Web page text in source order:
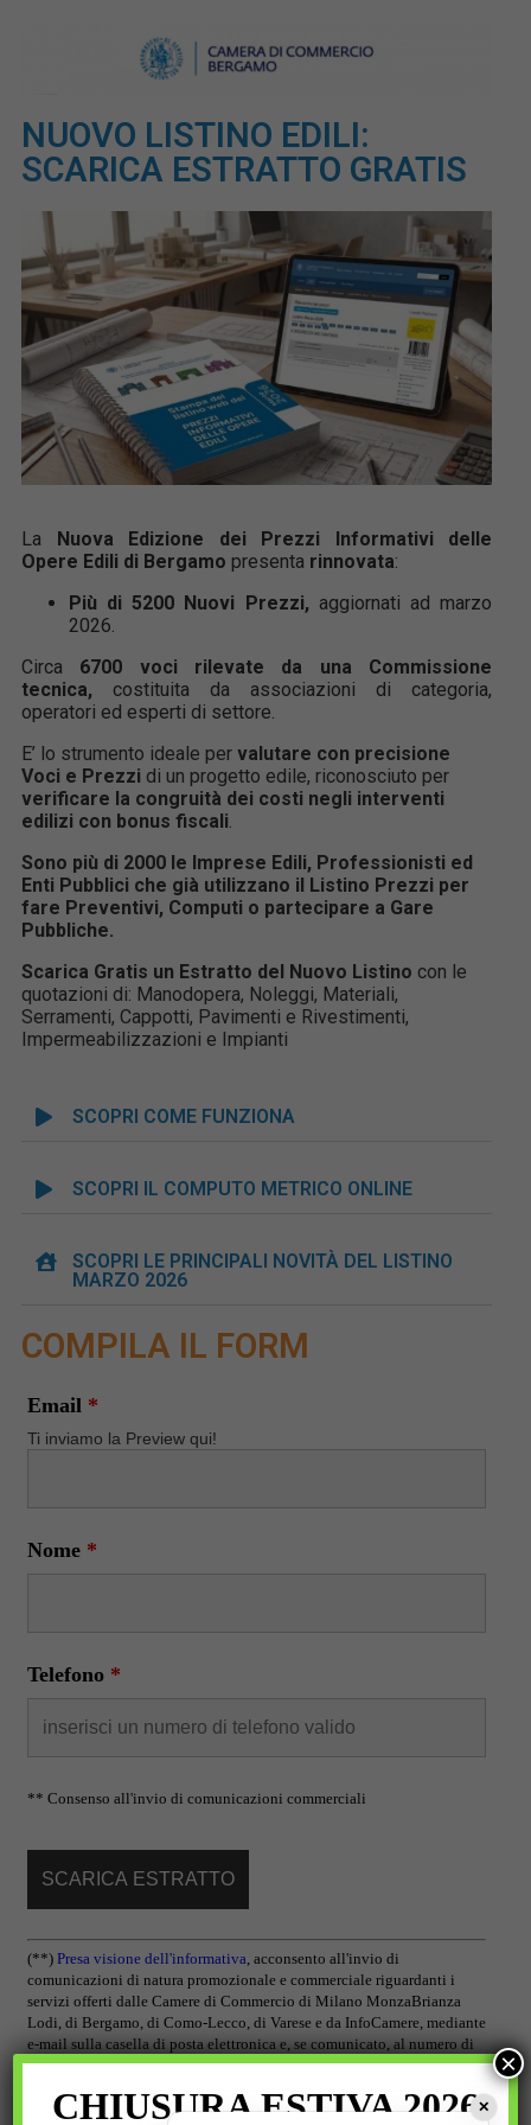
NUOVO LISTINO EDILI:
SCARICA ESTRATTO GRATIS
La
Nuova Edizione dei Prezzi Informativi delle
Opere Edili di Bergamo presenta rinnovata:
Più di 5200 Nuovi Prezzi, aggiornati ad marzo
2026.
Circa 6700 voci rilevate da una Commissione
tecnica, costituita da associazioni di categoria,
operatori ed esperti di settore.
E’ lo strumento ideale per valutare con precisione
Voci e Prezzi di un progetto edile, riconosciuto per
verificare la congruità dei costi negli interventi
edilizi con bonus fiscali.
Sono più di 2000 le Imprese Edili, Professionisti ed
Enti Pubblici che già utilizzano il Listino Prezzi per
fare Preventivi, Computi o partecipare a Gare
Pubbliche.
Scarica Gratis un Estratto del Nuovo Listino con le
quotazioni di: Manodopera, Noleggi, Materiali,
Serramenti, Cappotti, Pavimenti e Rivestimenti,
Impermeabilizzazioni e Impianti
SCOPRI COME FUNZIONA
SCOPRI IL COMPUTO METRICO ONLINE
SCOPRI LE PRINCIPALI NOVITÀ DEL LISTINO
MARZO 2026
COMPILA IL FORM
Email *
Ti inviamo la Preview qui!
Nome *
Telefono *
** Consenso all'invio di comunicazioni commerciali
(**) Presa visione dell'informativa, acconsento all'invio di
comunicazioni di natura promozionale e commerciale riguardanti i
servizi offerti dalle Camere di Commercio di Milano MonzaBrianza
Lodi, di Bergamo, di Como-Lecco, di Varese e da InfoCamere, mediante
e-mail sulla casella di posta elettronica e, se comunicato, al numero di
telefono indicato.
CHIUSURA ESTIVA 2026
×
✕